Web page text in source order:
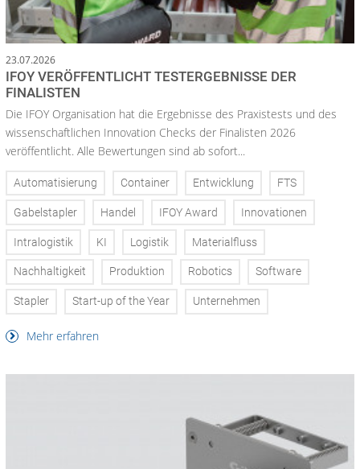
23.07.2026
IFOY VERÖFFENTLICHT TESTERGEBNISSE DER
FINALISTEN
Die IFOY Organisation hat die Ergebnisse des Praxistests und des
wissenschaftlichen Innovation Checks der Finalisten 2026
veröffentlicht. Alle Bewertungen sind ab sofort...
Automatisierung Container Entwicklung FTS
Gabelstapler Handel IFOY Award Innovationen
Intralogistik KI Logistik Materialfluss
Nachhaltigkeit Produktion Robotics Software
Stapler Start-up of the Year Unternehmen
Mehr erfahren